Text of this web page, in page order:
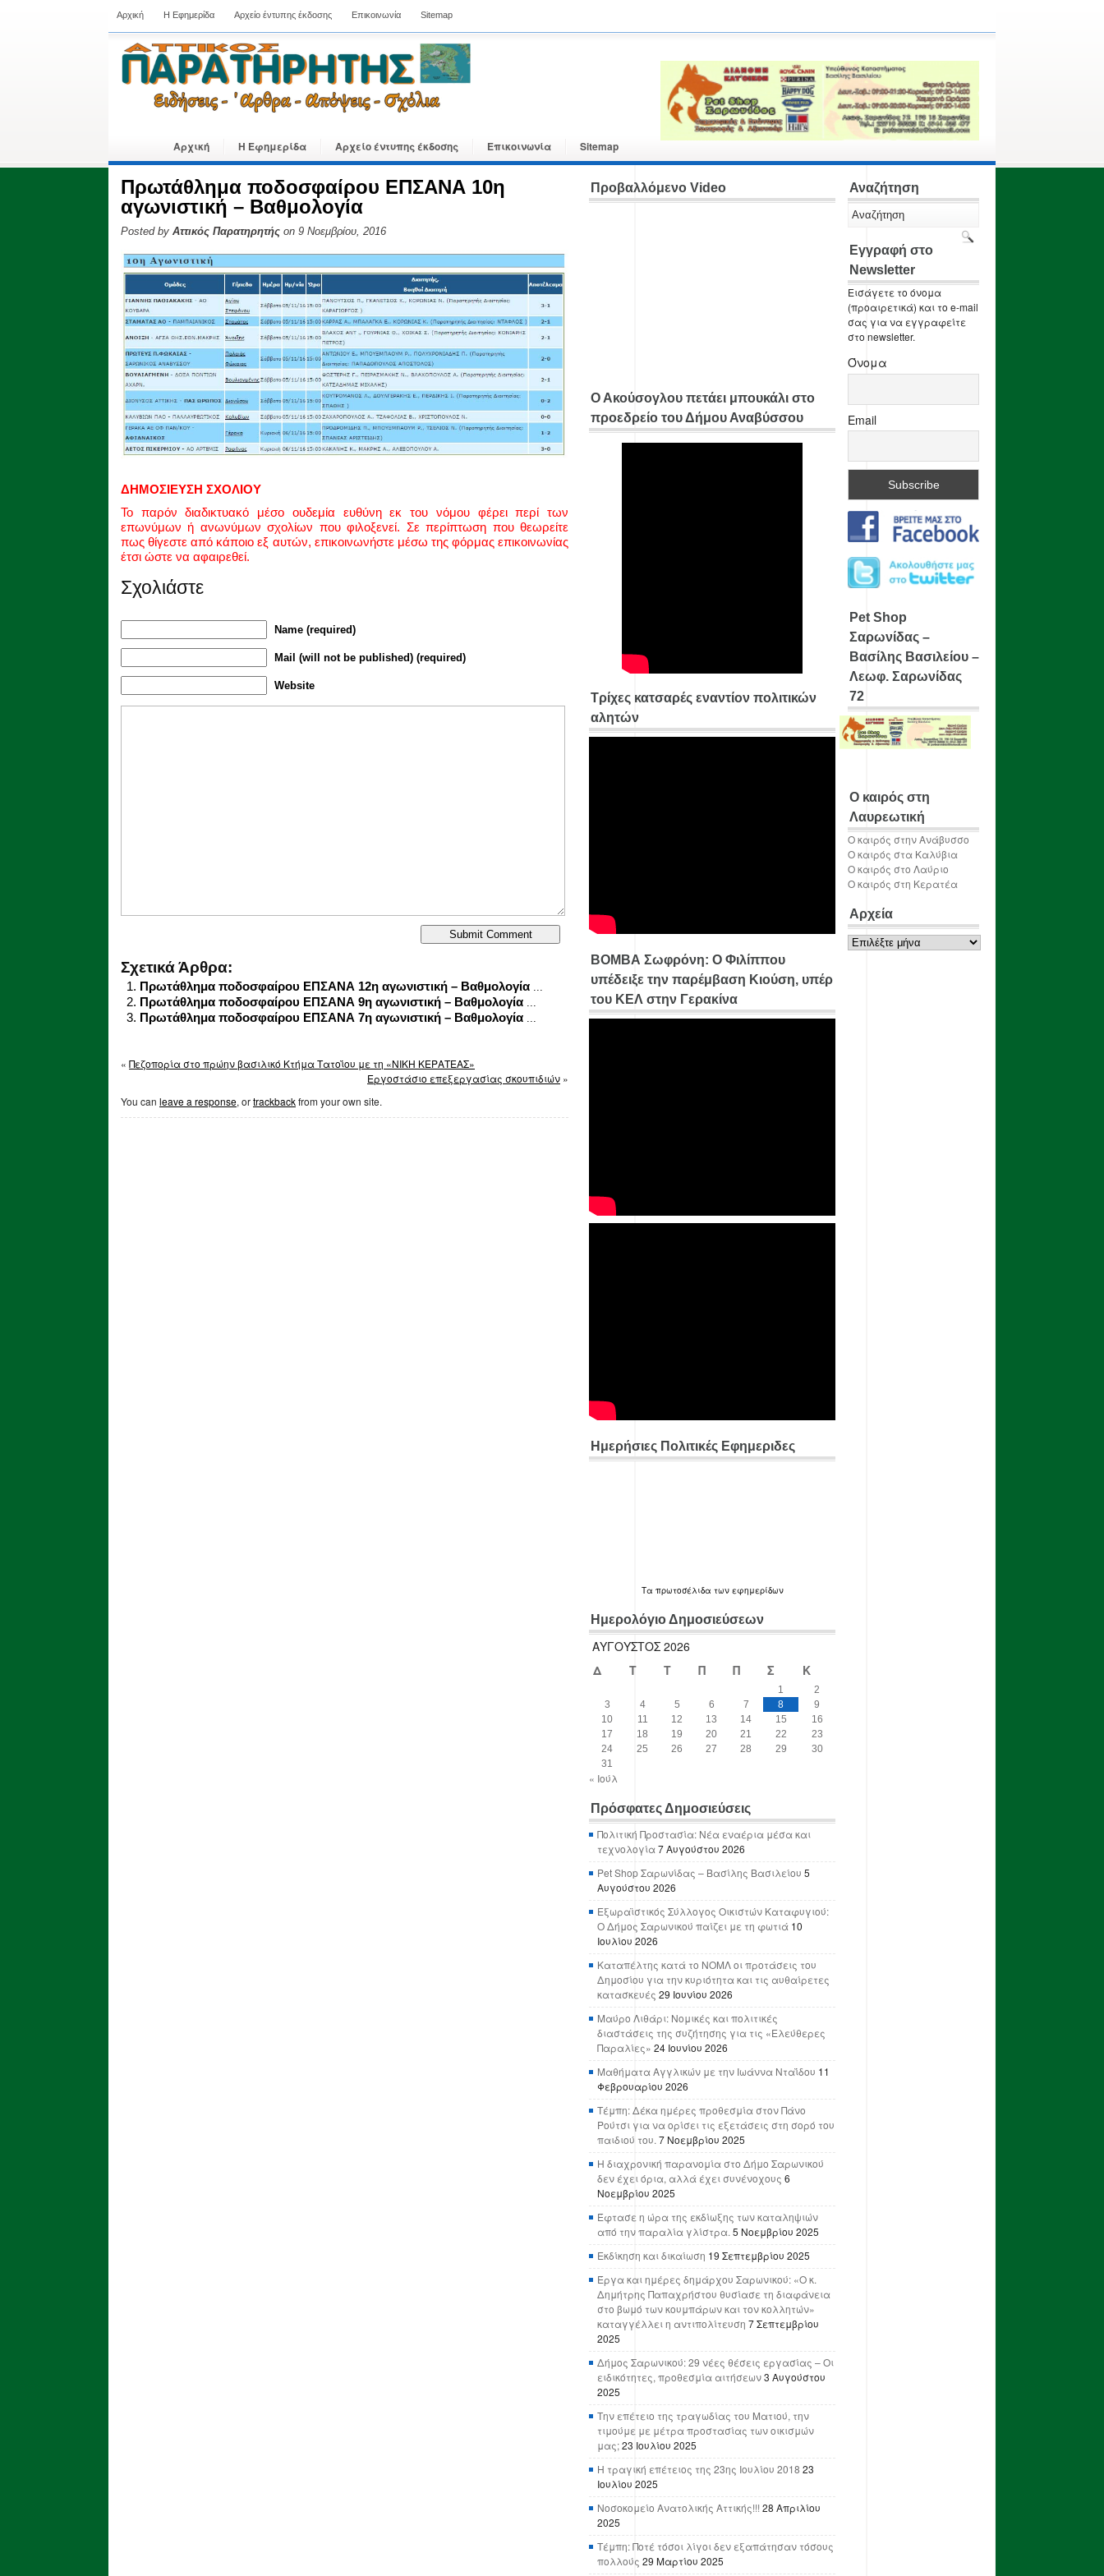
Αρχική Η Εφημερίδα Αρχείο έντυπης έκδοσης Επικοινωνία Sitemap
Αρχική Η Εφημερίδα Αρχείο έντυπης έκδοσης Επικοινωνία Sitemap
Πρωτάθλημα ποδοσφαίρου ΕΠΣΑΝΑ 10η
αγωνιστική – Βαθμολογία
Posted by Αττικός Παρατηρητής on 9 Νοεμβρίου, 2016
ΔΗΜΟΣΙΕΥΣΗ ΣΧΟΛΙΟΥ
Το παρόν διαδικτυακό μέσο ουδεμία ευθύνη εκ του νόμου φέρει περί των
επωνύμων ή ανωνύμων σχολίων που φιλοξενεί. Σε περίπτωση που θεωρείτε
πως θίγεστε από κάποιο εξ αυτών, επικοινωνήστε μέσω της φόρμας επικοινωνίας
έτσι ώστε να αφαιρεθεί.
Σχολιάστε
Name (required)
Mail (will not be published) (required)
Website
Σχετικά Άρθρα:
Πρωτάθλημα ποδοσφαίρου ΕΠΣΑΝΑ 12η αγωνιστική – Βαθμολογία ...
Πρωτάθλημα ποδοσφαίρου ΕΠΣΑΝΑ 9η αγωνιστική – Βαθμολογία ...
Πρωτάθλημα ποδοσφαίρου ΕΠΣΑΝΑ 7η αγωνιστική – Βαθμολογία ...
« Πεζοπορία στο πρώην βασιλικό Κτήμα Τατοΐου με τη «ΝΙΚΗ ΚΕΡΑΤΕΑΣ»
Εργοστάσιο επεξεργασίας σκουπιδιών »
You can leave a response, ortrackbackfrom your own site.
Προβαλλόμενο Video
Ο Ακούσογλου πετάει μπουκάλι στο
προεδρείο του Δήμου Αναβύσσου
Τρίχες κατσαρές εναντίον πολιτικών
αλητών
ΒΟΜΒΑ Σωφρόνη: Ο Φιλίππου
υπέδειξε την παρέμβαση Κιούση, υπέρ
του ΚΕΛ στην Γερακίνα
Ημερήσιες Πολιτικές Εφημεριδες
Τα πρωτοσέλιδα των εφημερίδων
Ημερολόγιο Δημοσιεύσεων
ΑΎΓΟΥΣΤΟΣ 2026
Δ
Τ Τ Π Π Σ Κ
1
2
3
4 5 6 7 8
9
10
11 12 13 14 15
16
17
18 19 20 21 22
23
24
25 26 27 28 29
30
31
« Ιούλ
Πρόσφατες Δημοσιεύσεις
Πολιτική Προστασία: Νέα εναέρια μέσα και
τεχνολογία7 Αυγούστου 2026
Pet Shop Σαρωνίδας – Βασίλης Βασιλείου 5
Αυγούστου 2026
Εξωραϊστικός Σύλλογος Οικιστών Καταφυγιού:
Ο Δήμος Σαρωνικού παίζει με τη φωτιά 10
Ιουλίου 2026
Καταπέλτης κατά το ΝΟΜΛ οι προτάσεις του
Δημοσίου για την κυριότητα και τις αυθαίρετες
κατασκευές 29 Ιουνίου 2026
Μαύρο Λιθάρι: Νομικές και πολιτικές
διαστάσεις της συζήτησης για τις «Ελεύθερες
Παραλίες» 24 Ιουνίου 2026
Μαθήματα Αγγλικών με την Ιωάννα Νταΐδου 11
Φεβρουαρίου 2026
Τέμπη: Δέκα ημέρες προθεσμία στον Πάνο
Ρούτσι για να ορίσει τις εξετάσεις στη σορό του
παιδιού του. 7 Νοεμβρίου 2025
Η διαχρονική παρανομία στο Δήμο Σαρωνικού
δεν έχει όρια, αλλά έχει συνένοχους 6
Νοεμβρίου 2025
Έφτασε η ώρα της εκδίωξης των καταληψιών
από την παραλία γλίστρα. 5 Νοεμβρίου 2025
Εκδίκηση και δικαίωση 19 Σεπτεμβρίου 2025
Έργα και ημέρες δημάρχου Σαρωνικού: «Ο κ.
Δημήτρης Παπαχρήστου θυσίασε τη διαφάνεια
στο βωμό των κουμπάρων και τον κολλητών»
καταγγέλλει η αντιπολίτευση 7 Σεπτεμβρίου
2025
Δήμος Σαρωνικού: 29 νέες θέσεις εργασίας – Οι
ειδικότητες, προθεσμία αιτήσεων3 Αυγούστου
2025
Την επέτειο της τραγωδίας του Ματιού, την
τιμούμε με μέτρα προστασίας των οικισμών
μας;23 Ιουλίου 2025
Η τραγική επέτειος της 23ης Ιουλίου 2018 23
Ιουλίου 2025
Νοσοκομείο Ανατολικής Αττικής!!! 28 Απριλίου
2025
Τέμπη: Ποτέ τόσοι λίγοι δεν εξαπάτησαν τόσους
πολλούς 29 Μαρτίου 2025
Αναζήτηση
Εγγραφή στο
Newsletter
Εισάγετε το όνομα
(προαιρετικά) και το e-mail
σας για να εγγραφείτε
στο newsletter.
Όνομα
Email
Pet Shop
Σαρωνίδας –
Βασίλης Βασιλείου –
Λεωφ. Σαρωνίδας
72
Ο καιρός στη
Λαυρεωτική
Ο καιρός στην Ανάβυσσο
Ο καιρός στα Καλύβια
Ο καιρός στο Λαύριο
Ο καιρός στη Κερατέα
Αρχεία
Αρχεία